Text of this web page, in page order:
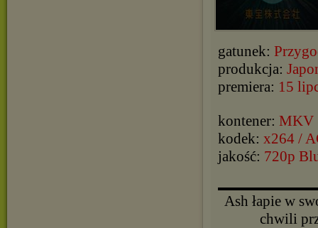
gatunek:
produkcja:
premiera: 15
kontener: MKV
kodek: x264 /
jakość: 720p
Ash łapie w
chwili